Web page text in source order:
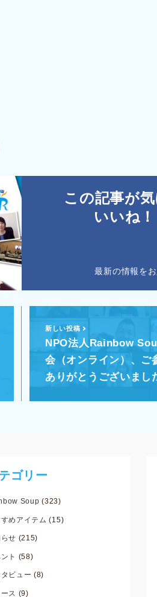
この記事が
いいね
最新の情報を
新しい投稿
NPO法人Rainbow
会（オンライン）、ご
ありがとうございまし
ゴリー
Soup (323)
めアイテム (15)
せ (215)
ト (58)
ビュー (8)
ス (9)